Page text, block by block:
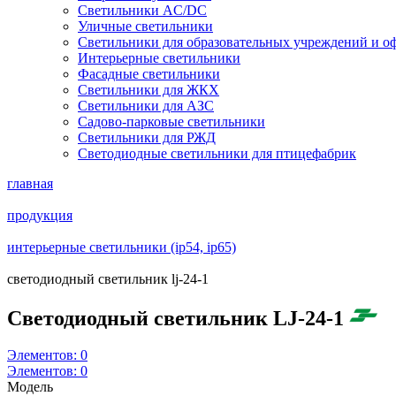
Светильники AC/DC
Уличные светильники
Светильники для образовательных учреждений и
Интерьерные светильники
Фасадные светильники
Светильники для ЖКХ
Светильники для АЗС
Садово-парковые светильники
Светильники для РЖД
Светодиодные светильники для птицефабрик
главная
продукция
интерьерные светильники (ip54, ip65)
светодиодный светильник lj-24-1
Светодиодный светильник LJ-24-1
Элементов: 0
Элементов: 0
Модель